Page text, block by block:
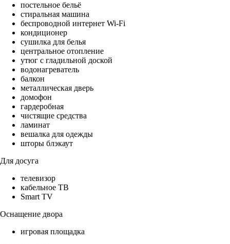
постельное бельё
стиральная машина
беспроводной интернет Wi-Fi
кондиционер
сушилка для белья
центральное отопление
утюг с гладильной доской
водонагреватель
балкон
металлическая дверь
домофон
гардеробная
чистящие средства
ламинат
вешалка для одежды
шторы блэкаут
Для досуга
телевизор
кабельное ТВ
Smart TV
Оснащение двора
игровая площадка